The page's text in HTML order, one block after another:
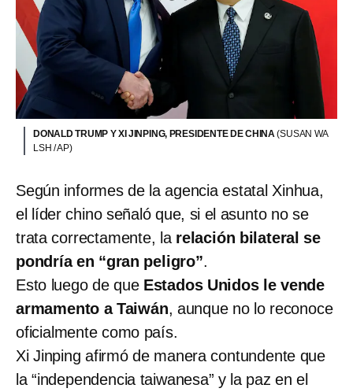
DONALD TRUMP Y XI JINPING, PRESIDENTE DE CHINA(SUSAN WA
LSH / AP)
Según informes de la agencia estatal Xinhua,
el líder chino señaló que, si el asunto no se
trata correctamente, la relación bilateral se
pondría en “gran peligro”.
Esto luego de que Estados Unidos le vende
armamento a Taiwán, aunque no lo reconoce
oficialmente como país.
Xi Jinping afirmó de manera contundente que
la “independencia taiwanesa” y la paz en el